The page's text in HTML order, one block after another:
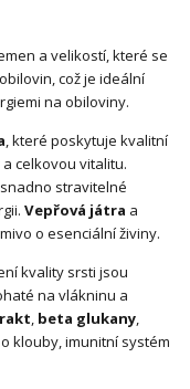
a velikostí, které se
což je ideální
na obiloviny.
, které poskytuje kvalitní
celkovou vitalitu.
stravitelné
Vepřová játra a
o esenciální živiny.
kvality srsti jsou
na vlákninu a
, beta glukany,
klouby, imunitní systém